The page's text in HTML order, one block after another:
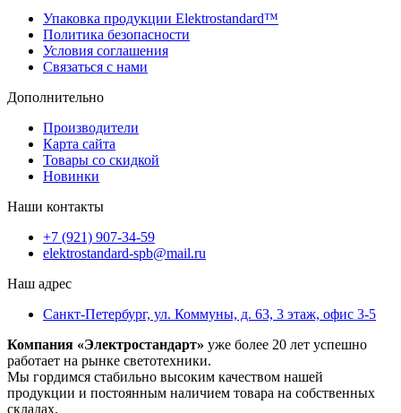
Упаковка продукции Elektrostandard™
Политика безопасности
Условия соглашения
Связаться с нами
Дополнительно
Производители
Карта сайта
Товары со скидкой
Новинки
Наши контакты
+7 (921) 907-34-59
elektrostandard-spb@mail.ru
Наш адрес
Санкт-Петербург, ул. Коммуны, д. 63, 3 этаж, офис 3-5
Компания «Электростандарт» уже более 20 лет успешно
работает на рынке светотехники.
Мы гордимся стабильно высоким качеством нашей
продукции и постоянным наличием товара на собственных
складах.